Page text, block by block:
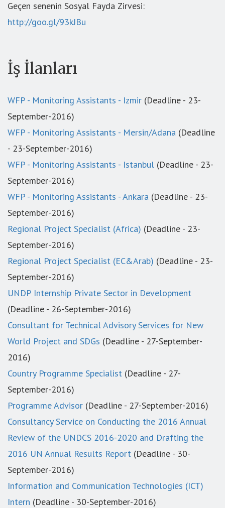
Geçen senenin Sosyal Fayda Zirvesi:
http://goo.gl/93kJBu
İş İlanları
WFP - Monitoring Assistants - Izmir (Deadline - 23-
September-2016)
WFP - Monitoring Assistants - Mersin/Adana (Deadline
- 23-September-2016)
WFP - Monitoring Assistants - Istanbul (Deadline - 23-
September-2016)
WFP - Monitoring Assistants - Ankara (Deadline - 23-
September-2016)
Regional Project Specialist (Africa) (Deadline - 23-
September-2016)
Regional Project Specialist (EC&Arab) (Deadline - 23-
September-2016)
UNDP Internship Private Sector in Development
(Deadline - 26-September-2016)
Consultant for Technical Advisory Services for New
World Project and SDGs (Deadline - 27-September-
2016)
Country Programme Specialist (Deadline - 27-
September-2016)
Programme Advisor (Deadline - 27-September-2016)
Consultancy Service on Conducting the 2016 Annual
Review of the UNDCS 2016-2020 and Drafting the
2016 UN Annual Results Report (Deadline - 30-
September-2016)
Information and Communication Technologies (ICT)
Intern (Deadline - 30-September-2016)